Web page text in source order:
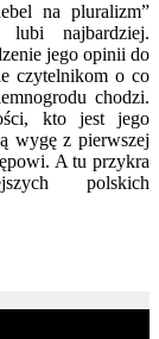
na pluralizm”
lubi najbardziej.
jego opinii do
czytelnikom o co
chodzi.
kto jest jego
wygę z pierwszej
A tu przykra
polskich